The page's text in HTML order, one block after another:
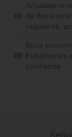
de Boca
regulares,
Boca
Estudiantes
confianza